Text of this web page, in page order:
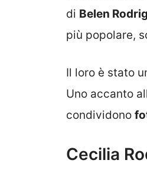
di Belen
più popolare,
Il loro è stato
Uno accanto
condividono
Cecilia